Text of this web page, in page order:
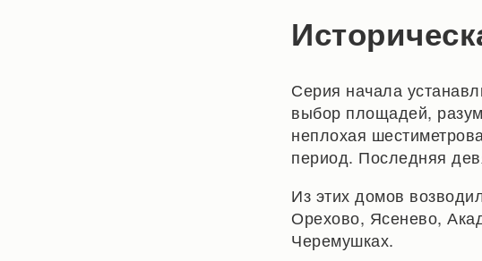
Серия начала
выбор площадей,
неплохая
период. Последняя
Из этих домов
Орехово, Ясенево,
Черемушках.